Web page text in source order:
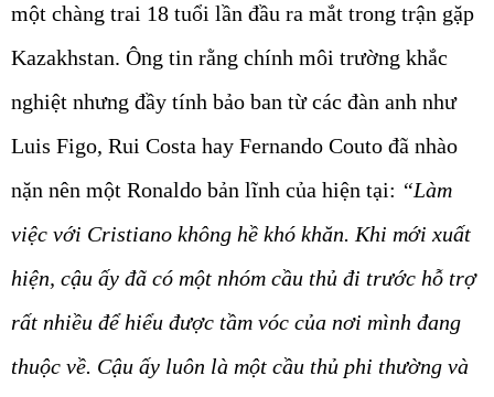
một chàng trai 18 tuổi lần đầu ra mắt trong trận gặp
Kazakhstan. Ông tin rằng chính môi trường khắc
nghiệt nhưng đầy tính bảo ban từ các đàn anh như
Luis Figo, Rui Costa hay Fernando Couto đã nhào
nặn nên một Ronaldo bản lĩnh của hiện tại: “Làm
việc với Cristiano không hề khó khăn. Khi mới xuất
hiện, cậu ấy đã có một nhóm cầu thủ đi trước hỗ trợ
rất nhiều để hiểu được tầm vóc của nơi mình đang
thuộc về. Cậu ấy luôn là một cầu thủ phi thường và